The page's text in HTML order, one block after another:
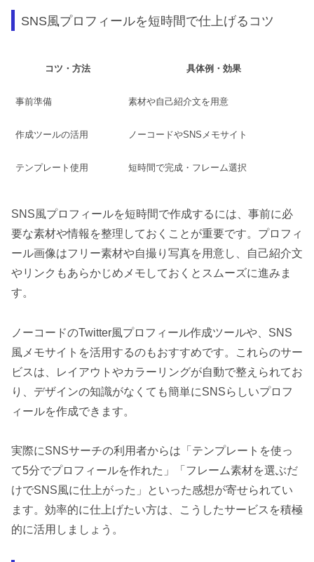
SNS風プロフィールを短時間で仕上げるコツ
コツ・方法 具体例・効果
事前準備 素材や自己紹介文を用意
作成ツールの活用 ノーコードやSNSメモサイト
テンプレート使用 短時間で完成・フレーム選択
SNS風プロフィールを短時間で作成するには、事前に必
要な素材や情報を整理しておくことが重要です。プロフィ
ール画像はフリー素材や自撮り写真を用意し、自己紹介文
やリンクもあらかじめメモしておくとスムーズに進みま
す。
ノーコードのTwitter風プロフィール作成ツールや、SNS
風メモサイトを活用するのもおすすめです。これらのサー
ビスは、レイアウトやカラーリングが自動で整えられてお
り、デザインの知識がなくても簡単にSNSらしいプロフ
ィールを作成できます。
実際にSNSサーチの利用者からは「テンプレートを使っ
て5分でプロフィールを作れた」「フレーム素材を選ぶだ
けでSNS風に仕上がった」といった感想が寄せられてい
ます。効率的に仕上げたい方は、こうしたサービスを積極
的に活用しましょう。